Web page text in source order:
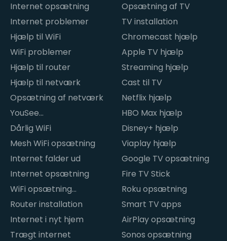
Internet opsætning
Internet problemer
Hjælp til WiFi
WiFi problemer
Hjælp til router
Hjælp til netværk
Opsætning af netværk
YouSee
internetproblemer
Dårlig WiFi
Mesh WiFi opsætning
Internet falder ud
Internet opsætning
WiFi opsætning
hjemme
Router installation
Internet i nyt hjem
Trægt internet
Opsætning af TV
TV installation
Chromecast hjælp
Apple TV hjælp
Streaming hjælp
Cast til TV
Netflix hjælp
HBO Max hjælp
Disney+ hjælp
Viaplay hjælp
Google TV opsætning
Fire TV Stick
Roku opsætning
Smart TV apps
AirPlay opsætning
Sonos opsætning